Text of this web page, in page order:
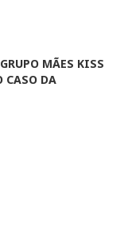
MÃES KISS
CASO DA